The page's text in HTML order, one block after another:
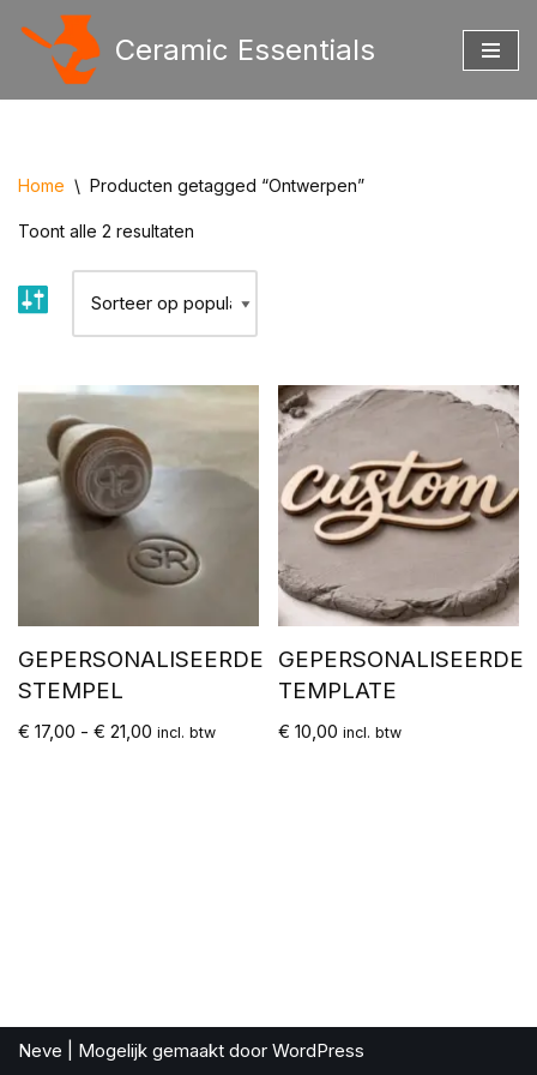
Ceramic Essentials
Home \ Producten getagged “Ontwerpen”
Toont alle 2 resultaten
GEPERSONALISEERDE
STEMPEL
€ 17,00 - € 21,00 incl. btw
GEPERSONALISEERDE
TEMPLATE
€ 10,00 incl. btw
Neve | Mogelijk gemaakt door WordPress